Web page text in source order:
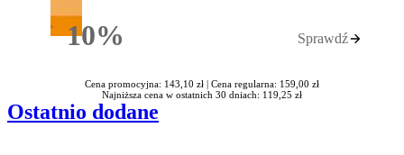
10%Rabatu Sprawdź
Cena promocyjna: 143,10 zł | Cena regularna: 159,00 zł
Najniższa cena w ostatnich 30 dniach: 119,25 zł
Ostatnio dodane